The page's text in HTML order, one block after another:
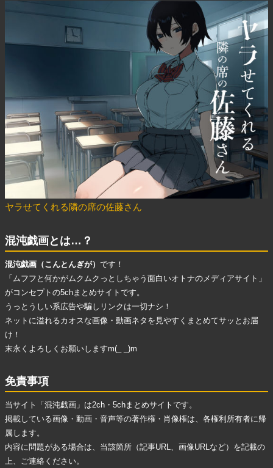
ヤラせてくれる隣の席の佐藤さん
混沌戯画とは…？
混沌戯画（こんとんぎが） です！
「ムフフと何かがムクムクっとしちゃう面白いオトナのメディアサイト」
がコンセプトの5chまとめサイトです。
うっとうしい系広告や騙しリンク は一切ナシ！
ネットに溢れるカオスな画像・動画ネタ を見やすくまとめてサッとお届
け！
末永くよろしくお願いしますm(_ _)m
免責事項
当サイト「混沌戯画」は2ch・5chまとめサイトです。
掲載している画像・動画・音声等の著作権・肖像権は、各権利所有者に帰
属します。
内容に問題がある場合は、当該箇所（記事URL、画像URLなど）を記載の
上、ご連絡ください。